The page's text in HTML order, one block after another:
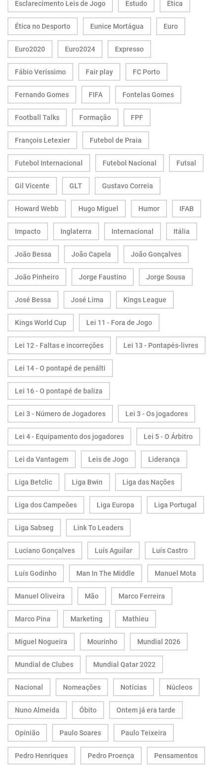
Esclarecimento Leis de Jogo Estudo Ética
Ética no Desporto Eunice Mortágua Euro
Euro2020 Euro2024 Expresso
Fábio Veríssimo Fair play FC Porto
Fernando Gomes FIFA Fontelas Gomes
Football Talks Formação FPF
François Letexier Futebol de Praia
Futebol Internacional Futebol Nacional Futsal
Gil Vicente GLT Gustavo Correia
Howard Webb Hugo Miguel Humor IFAB
Impacto Inglaterra Internacional Itália
João Bessa João Capela João Gonçalves
João Pinheiro Jorge Faustino Jorge Sousa
José Bessa José Lima Kings League
Kings World Cup Lei 11 - Fora de Jogo
Lei 12 - Faltas e incorreções Lei 13 - Pontapés-livres
Lei 14 - O pontapé de penálti
Lei 16 - O pontapé de baliza
Lei 3 - Número de Jogadores Lei 3 - Os jogadores
Lei 4 - Equipamento dos jogadores Lei 5 - O Árbitro
Lei da Vantagem Leis de Jogo Liderança
Liga Betclic Liga Bwin Liga das Nações
Liga dos Campeões Liga Europa Liga Portugal
Liga Sabseg Link To Leaders
Luciano Gonçalves Luís Aguilar Luís Castro
Luís Godinho Man In The Middle Manuel Mota
Manuel Oliveira Mão Marco Ferreira
Marco Pina Marketing Mathieu
Miguel Nogueira Mourinho Mundial 2026
Mundial de Clubes Mundial Qatar 2022
Nacional Nomeações Notícias Núcleos
Nuno Almeida Óbito Ontem já era tarde
Opinião Paulo Soares Paulo Teixeira
Pedro Henriques Pedro Proença Pensamentos